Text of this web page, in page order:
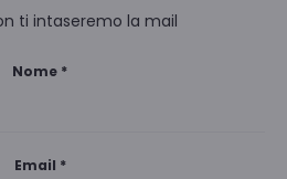
ti intaseremo la mail
Nome *
Email *